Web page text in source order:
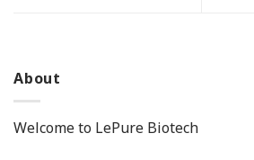
About
Welcome to LePure Biotech